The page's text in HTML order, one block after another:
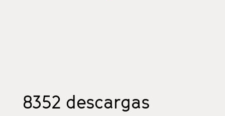
8352 descargas